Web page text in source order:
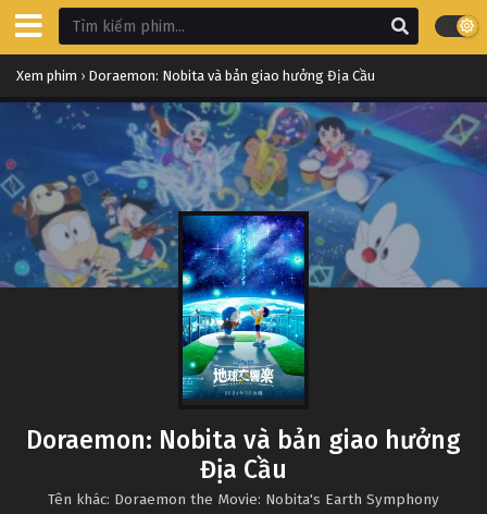
Xem phim › Doraemon: Nobita và bản giao hưởng Địa Cầu
Doraemon: Nobita và bản giao hưởng
Địa Cầu
Tên khác: Doraemon the Movie: Nobita's Earth Symphony